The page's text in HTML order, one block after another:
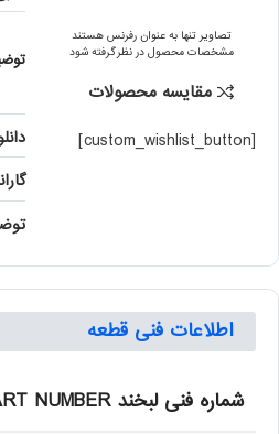
تصاویر تنها به عنوان رفرنس هستند
مشخصات محصول در نظر گرفته شود
مقایسه محصولات
[custom_wishlist_button]
اطلاعات فنی قطعه
شماره فنی لبخند LABKHAND PART NUMBER